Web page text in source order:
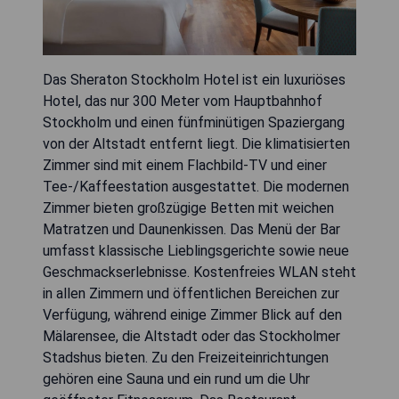
Das Sheraton Stockholm Hotel ist ein luxuriöses
Hotel, das nur 300 Meter vom Hauptbahnhof
Stockholm und einen fünfminütigen Spaziergang
von der Altstadt entfernt liegt. Die klimatisierten
Zimmer sind mit einem Flachbild-TV und einer
Tee-/Kaffeestation ausgestattet. Die modernen
Zimmer bieten großzügige Betten mit weichen
Matratzen und Daunenkissen. Das Menü der Bar
umfasst klassische Lieblingsgerichte sowie neue
Geschmackserlebnisse. Kostenfreies WLAN steht
in allen Zimmern und öffentlichen Bereichen zur
Verfügung, während einige Zimmer Blick auf den
Mälarensee, die Altstadt oder das Stockholmer
Stadshus bieten. Zu den Freizeiteinrichtungen
gehören eine Sauna und ein rund um die Uhr